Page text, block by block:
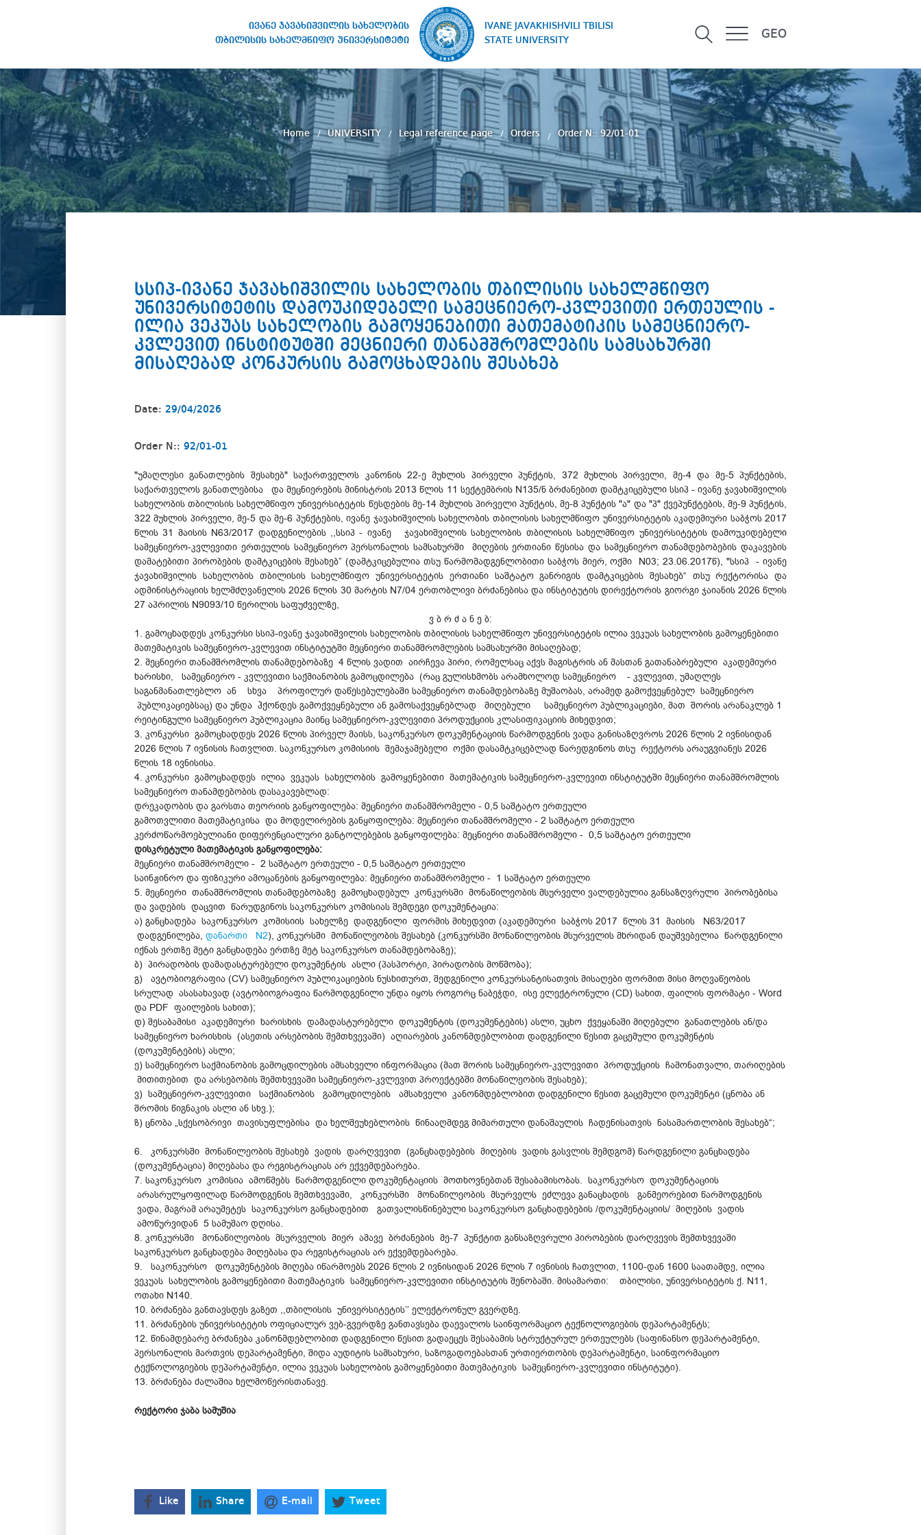
ივანე ჯავახიშვილის სახელობის
თბილისის სახელმწიფო უნივერსიტეტი
IVANE JAVAKHISHVILI TBILISI
STATE UNIVERSITY
GEO
STATE UNIVERSITY
Home UNIVERSITY Legal reference page Orders Order N:: 92/01-01
სსიპ-ივანე ჯავახიშვილის სახელობის თბილისის სახელმწიფო
უნივერსიტეტის დამოუკიდებელი სამეცნიერო-კვლევითი ერთეულის -
ილია ვეკუას სახელობის გამოყენებითი მათემატიკის სამეცნიერო-
კვლევით ინსტიტუტში მეცნიერი თანამშრომლების სამსახურში
მისაღებად კონკურსის გამოცხადების შესახებ
Date: 29/04/2026
Order N:: 92/01-01
"უმაღლესი განათლების შესახებ" საქართველოს კანონის 22-ე მუხლის პირველი პუნქტის, 372 მუხლის პირველი, მე-4 და მე-5 პუნქტების,
საქართველოს განათლებისა და მეცნიერების მინისტრის 2013 წლის 11 სექტემბრის N135/ნ ბრძანებით დამტკიცებული სსიპ - ივანე ჯავახიშვილის
სახელობის თბილისის სახელმწიფო უნივერსიტეტის წესდების მე-14 მუხლის პირველი პუნქტის, მე-8 პუნქტის "ა" და "პ" ქვეპუნქტების, მე-9 პუნქტის,
322 მუხლის პირველი, მე-5 და მე-6 პუნქტების, ივანე ჯავახიშვილის სახელობის თბილისის სახელმწიფო უნივერსიტეტის აკადემიური საბჭოს 2017
წლის 31 მაისის N63/2017 დადგენილების ,,სსიპ - ივანე ჯავახიშვილის სახელობის თბილისის სახელმწიფო უნივერსიტეტის დამოუკიდებელი
სამეცნიერო-კვლევითი ერთეულის სამეცნიერო პერსონალის სამსახურში მიღების ერთიანი წესისა და სამეცნიერო თანამდებობების დაკავების
დამატებითი პირობების დამტკიცების შესახებ” (დამტკიცებულია თსუ წარმომადგენლობითი საბჭოს მიერ, ოქმი N03; 23.06.2017წ), "სსიპ - ივანე
ჯავახიშვილის სახელობის თბილისის სახელმწიფო უნივერსიტეტის ერთიანი საშტატო განრიგის დამტკიცების შესახებ“ თსუ რექტორისა და
ადმინისტრაციის ხელმძღვანელის 2026 წლის 30 მარტის N7/04 ერთობლივი ბრძანებისა და ინსტიტუტის დირექტორის გიორგი ჯაიანის 2026 წლის
27 აპრილის N9093/10 წერილის საფუძველზე,
ვ ბ რ ძ ა ნ ე ბ:
1. გამოცხადდეს კონკურსი სსიპ-ივანე ჯავახიშვილის სახელობის თბილისის სახელმწიფო უნივერსიტეტის ილია ვეკუას სახელობის გამოყენებითი
მათემატიკის სამეცნიერო-კვლევით ინსტიტუტში მეცნიერი თანამშრომლების სამსახურში მისაღებად;
2. მეცნიერი თანამშრომლის თანამდებობაზე 4 წლის ვადით აირჩევა პირი, რომელსაც აქვს მაგისტრის ან მასთან გათანაბრებული აკადემიური
ხარისხი, სამეცნიერო - კვლევითი საქმიანობის გამოცდილება (რაც გულისხმობს არამხოლოდ სამეცნიერო - კვლევით, უმაღლეს
საგანმანათლებლო ან სხვა პროფილურ დაწესებულებაში სამეცნიერო თანამდებობაზე მუშაობას, არამედ გამოქვეყნებულ სამეცნიერო
პუბლიკაციებსაც) და უნდა ჰქონდეს გამოქვეყნებული ან გამოსაქვეყნებლად მიღებული სამეცნიერო პუბლიკაციები, მათ შორის არანაკლებ 1
რეიტინგული სამეცნიერო პუბლიკაცია მაინც სამეცნიერო-კვლევითი პროდუქციის კლასიფიკაციის მიხედვით;
3. კონკურსი გამოცხადდეს 2026 წლის პირველ მაისს, საკონკურსო დოკუმენტაციის წარმოდგენის ვადა განისაზღვროს 2026 წლის 2 ივნისიდან
2026 წლის 7 ივნისის ჩათვლით. საკონკურსო კომისიის შემაჯამებელი ოქმი დასამტკიცებლად წარედგინოს თსუ რექტორს არაუგვიანეს 2026
წლის 18 ივნისისა.
4. კონკურსი გამოცხადდეს ილია ვეკუას სახელობის გამოყენებითი მათემატიკის სამეცნიერო-კვლევით ინსტიტუტში მეცნიერი თანამშრომლის
სამეცნიერო თანამდებობის დასაკავებლად:
დრეკადობის და გარსთა თეორიის განყოფილება: მეცნიერი თანამშრომელი - 0,5 საშტატო ერთეული
გამოთვლითი მათემატიკისა და მოდელირების განყოფილება: მეცნიერი თანამშრომელი - 2 საშტატო ერთეული
კერძოწარმოებულიანი დიფერენციალური განტოლებების განყოფილება: მეცნიერი თანამშრომელი - 0,5 საშტატო ერთეული
დისკრეტული მათემატიკის განყოფილება:
მეცნიერი თანამშრომელი - 2 საშტატო ერთეული - 0,5 საშტატო ერთეული
საინჟინრო და ფიზიკური ამოცანების განყოფილება: მეცნიერი თანამშრომელი - 1 საშტატო ერთეული
5. მეცნიერი თანამშრომლის თანამდებობაზე გამოცხადებულ კონკურსში მონაწილეობის მსურველი ვალდებულია განსაზღვრული პირობებისა
და ვადების დაცვით წარუდგინოს საკონკურსო კომისიას შემდეგი დოკუმენტაცია:
ა) განცხადება საკონკურსო კომისიის სახელზე დადგენილი ფორმის მიხედვით (აკადემიური საბჭოს 2017 წლის 31 მაისის N63/2017
დადგენილება, დანართი N2), კონკურსში მონაწილეობის შესახებ (კონკურსში მონაწილეობის მსურველის მხრიდან დაუშვებელია წარდგენილი
იქნას ერთზე მეტი განცხადება ერთზე მეტ საკონკურსო თანამდებობაზე);
ბ) პირადობის დამადასტურებელი დოკუმენტის ასლი (პასპორტი, პირადობის მოწმობა);
გ) ავტობიოგრაფია (CV) სამეცნიერო პუბლიკაციების ნუსხითურთ, შედგენილი კონკურსანტისათვის მისაღები ფორმით მისი მოღვაწეობის
სრულად ასასახავად (ავტობიოგრაფია წარმოდგენილი უნდა იყოს როგორც ნაბეჭდი, ისე ელექტრონული (CD) სახით, ფაილის ფორმატი - Word
და PDF ფაილების სახით);
დ) შესაბამისი აკადემიური ხარისხის დამადასტურებელი დოკუმენტის (დოკუმენტების) ასლი, უცხო ქვეყანაში მიღებული განათლების ან/და
სამეცნიერო ხარისხის (ასეთის არსებობის შემთხვევაში) აღიარების კანონმდებლობით დადგენილი წესით გაცემული დოკუმენტის
(დოკუმენტების) ასლი;
ე) სამეცნიერო საქმიანობის გამოცდილების ამსახველი ინფორმაცია (მათ შორის სამეცნიერო-კვლევითი პროდუქციის ჩამონათვალი, თარიღების
მითითებით და არსებობის შემთხვევაში სამეცნიერო-კვლევით პროექტებში მონაწილეობის შესახებ);
ვ) სამეცნიერო-კვლევითი საქმიანობის გამოცდილების ამსახველი კანონმდებლობით დადგენილი წესით გაცემული დოკუმენტი (ცნობა ან
შრომის წიგნაკის ასლი ან სხვ.);
ზ) ცნობა „სქესობრივი თავისუფლებისა და ხელშეუხებლობის წინააღმდეგ მიმართული დანაშაულის ჩადენისათვის ნასამართლობის შესახებ“;
6. კონკურსში მონაწილეობის შესახებ ვადის დარღვევით (განცხადებების მიღების ვადის გასვლის შემდგომ) წარდგენილი განცხადება
(დოკუმენტაცია) მიღებასა და რეგისტრაციას არ ექვემდებარება.
7. საკონკურსო კომისია ამოწმებს წარმოდგენილი დოკუმენტაციის მოთხოვნებთან შესაბამისობას. საკონკურსო დოკუმენტაციის
არასრულყოფილად წარმოდგენის შემთხვევაში, კონკურსში მონაწილეობის მსურველს ეძლევა განაცხადის განმეორებით წარმოდგენის
ვადა, მაგრამ არაუმეტეს საკონკურსო განცხადებით გათვალისწინებული საკონკურსო განცხადებების /დოკუმენტაციის/ მიღების ვადის
ამოწურვიდან 5 სამუშაო დღისა.
8. კონკურსში მონაწილეობის მსურველის მიერ ამავე ბრძანების მე-7 პუნქტით განსაზღვრული პირობების დარღვევის შემთხვევაში
საკონკურსო განცხადება მიღებასა და რეგისტრაციას არ ექვემდებარება.
9. საკონკურსო დოკუმენტების მიღება იწარმოებს 2026 წლის 2 ივნისიდან 2026 წლის 7 ივნისის ჩათვლით, 1100-დან 1600 საათამდე, ილია
ვეკუას სახელობის გამოყენებითი მათემატიკის სამეცნიერო-კვლევითი ინსტიტუტის შენობაში. მისამართი: თბილისი, უნივერსიტეტის ქ. N11,
ოთახი N140.
10. ბრძანება განთავსდეს გაზეთ ,,თბილისის უნივერსიტეტის’’ ელექტრონულ გვერდზე.
11. ბრძანების უნივერსიტეტის ოფიციალურ ვებ-გვერდზე განთავსება დაევალოს საინფორმაციო ტექნოლოგიების დეპარტამენტს;
12. წინამდებარე ბრძანება კანონმდებლობით დადგენილი წესით გადაეცეს შესაბამის სტრუქტურულ ერთეულებს (საფინანსო დეპარტამენტი,
პერსონალის მართვის დეპარტამენტი, შიდა აუდიტის სამსახური, საზოგადოებასთან ურთიერთობის დეპარტამენტი, საინფორმაციო
ტექნოლოგიების დეპარტამენტი, ილია ვეკუას სახელობის გამოყენებითი მათემატიკის სამეცნიერო-კვლევითი ინსტიტუტი).
13. ბრძანება ძალაშია ხელმოწერისთანავე.
რექტორი ჯაბა სამუშია
Like Share E-mail Tweet